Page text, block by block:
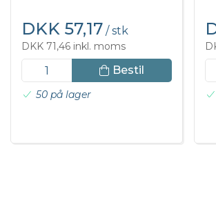
DKK 57,17 / stk
DKK 71,46 inkl. moms
Bestil
50 på lager